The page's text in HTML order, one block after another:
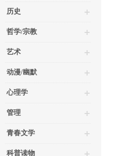
历史
哲学/宗教
艺术
动漫/幽默
心理学
管理
青春文学
科普读物